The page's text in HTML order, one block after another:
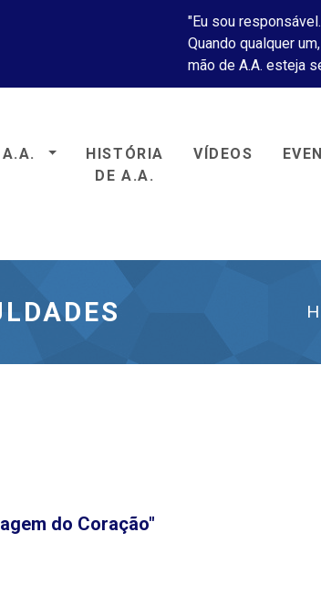
"Eu sou
Quando qualquer
mão de A.A. esteja
HISTÓRIA
DE A.A.
VÍDEOS
do Coração"